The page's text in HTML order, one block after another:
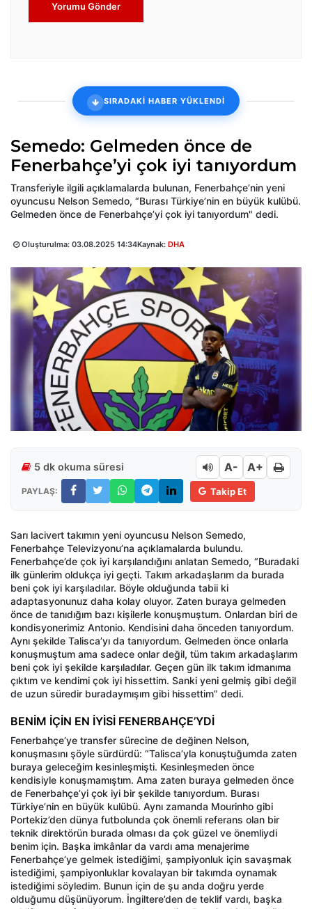
Yorumu Gönder
SIRADAKİ HABER YÜKLENDİ
Semedo: Gelmeden önce de
Fenerbahçe’yi çok iyi tanıyordum
Transferiyle ilgili açıklamalarda bulunan, Fenerbahçe’nin yeni
oyuncusu Nelson Semedo, “Burası Türkiye’nin en büyük kulübü.
Gelmeden önce de Fenerbahçe’yi çok iyi tanıyordum" dedi.
Oluşturulma: 03.08.2025 14:34Kaynak: DHA
5 dk okuma süresi A- A+
PAYLAŞ: Takip Et
Sarı lacivert takımın yeni oyuncusu Nelson Semedo,
Fenerbahçe Televizyonu’na açıklamalarda bulundu.
Fenerbahçe’de çok iyi karşılandığını anlatan Semedo, “Buradaki
ilk günlerim oldukça iyi geçti. Takım arkadaşlarım da burada
beni çok iyi karşıladılar. Böyle olduğunda tabii ki
adaptasyonunuz daha kolay oluyor. Zaten buraya gelmeden
önce de tanıdığım bazı kişilerle konuşmuştum. Onlardan biri de
kondisyonerimiz Antonio. Kendisini daha önceden tanıyordum.
Aynı şekilde Talisca’yı da tanıyordum. Gelmeden önce onlarla
konuşmuştum ama sadece onlar değil, tüm takım arkadaşlarım
beni çok iyi şekilde karşıladılar. Geçen gün ilk takım idmanıma
çıktım ve kendimi çok iyi hissettim. Sanki yeni gelmiş gibi değil
de uzun süredir buradaymışım gibi hissettim” dedi.
BENİM İÇİN EN İYİSİ FENERBAHÇE’YDİ
Fenerbahçe’ye transfer sürecine de değinen Nelson,
konuşmasını şöyle sürdürdü: “Talisca’yla konuştuğumda zaten
buraya geleceğim kesinleşmişti. Kesinleşmeden önce
kendisiyle konuşmamıştım. Ama zaten buraya gelmeden önce
de Fenerbahçe’yi çok iyi bir şekilde tanıyordum. Burası
Türkiye’nin en büyük kulübü. Aynı zamanda Mourinho gibi
Portekiz’den dünya futbolunda çok önemli referans olan bir
teknik direktörün burada olması da çok güzel ve önemliydi
benim için. Başka imkânlar da vardı ama menajerime
Fenerbahçe’ye gelmek istediğimi, şampiyonluk için savaşmak
istediğimi, şampiyonluklar kovalayan bir takımda oynamak
istediğimi söyledim. Bunun için de şu anda doğru yerde
olduğumu düşünüyorum. İngiltere’den de teklif vardı, başka